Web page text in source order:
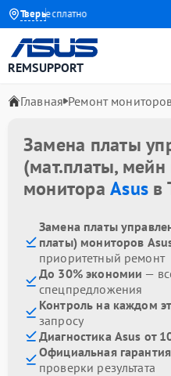
Тверь
бесплатно
REMSUPPORT
Главная Ремонт
Замена платы
(мат.платы, мейн
монитораAsus в
Замена платы
платы) мониторов
приоритетный ремонт
До 30% экономии —
спецпредложения
Контроль на каждом
запросу
Диагностика Asus от
Официальная
проверки результата